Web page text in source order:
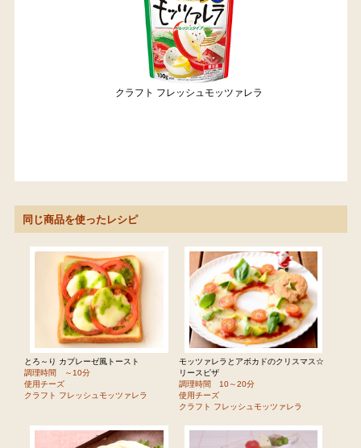
クラフト フレッシュモッツァレラ
同じ商品を使ったレシピ
とろ～り カプレーゼ風トースト
調理時間 ～10分
使用チーズ
クラフト フレッシュモッツァレラ
モッツァレラとアボカドのクリスマス☆
リースピザ
調理時間 10～20分
使用チーズ
クラフト フレッシュモッツァレラ